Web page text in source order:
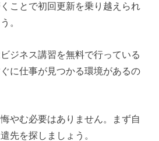
ことで初回更新を乗り越えられ
。
ジネス講習を無料で行っている
に仕事が見つかる環境があるの
やむ必要はありません。まず自
先を探しましょう。